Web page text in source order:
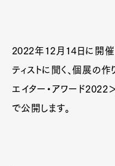
2022年12月14日に開催
ティストに聞く、個展の
エイター・アワード
で公開します。